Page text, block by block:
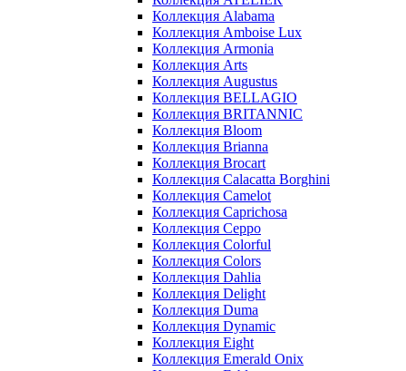
Коллекция Alabama
Коллекция Amboise Lux
Коллекция Armonia
Коллекция Arts
Коллекция Augustus
Коллекция BELLAGIO
Коллекция BRITANNIC
Коллекция Bloom
Коллекция Brianna
Коллекция Brocart
Коллекция Calacatta Borghini
Коллекция Camelot
Коллекция Caprichosa
Коллекция Ceppo
Коллекция Colorful
Коллекция Colors
Коллекция Dahlia
Коллекция Delight
Коллекция Duma
Коллекция Dynamic
Коллекция Eight
Коллекция Emerald Onix